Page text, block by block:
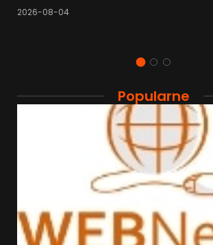
2026-08-04
Popularne